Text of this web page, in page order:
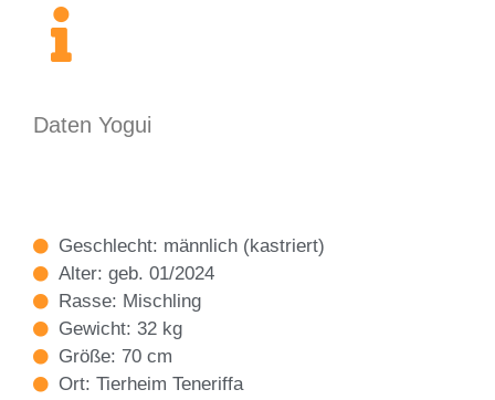
Daten Yogui
Geschlecht: männlich (kastriert)
Alter: geb. 01/2024
Rasse: Mischling
Gewicht: 32 kg
Größe: 70 cm
Ort: Tierheim Teneriffa